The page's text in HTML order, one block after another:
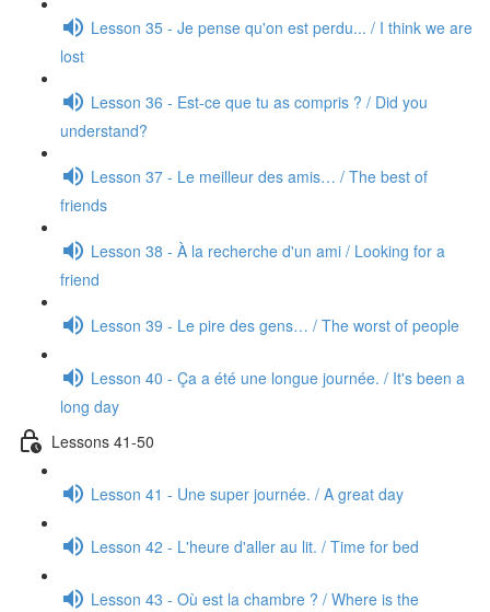
Lesson 35 - Je pense qu'on est perdu... / I think we are
lost
Lesson 36 - Est-ce que tu as compris ? / Did you
understand?
Lesson 37 - Le meilleur des amis… / The best of
friends
Lesson 38 - À la recherche d'un ami / Looking for a
friend
Lesson 39 - Le pire des gens… / The worst of people
Lesson 40 - Ça a été une longue journée. / It's been a
long day
Lessons 41-50
Lesson 41 - Une super journée. / A great day
Lesson 42 - L'heure d'aller au lit. / Time for bed
Lesson 43 - Où est la chambre ? / Where is the